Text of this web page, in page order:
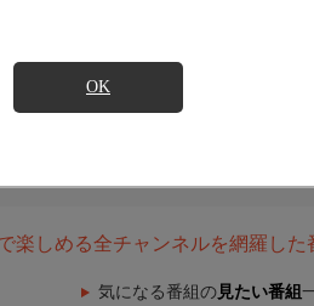
OK
楽しめる全チャンネルを網羅した
気になる番組の 見たい番組